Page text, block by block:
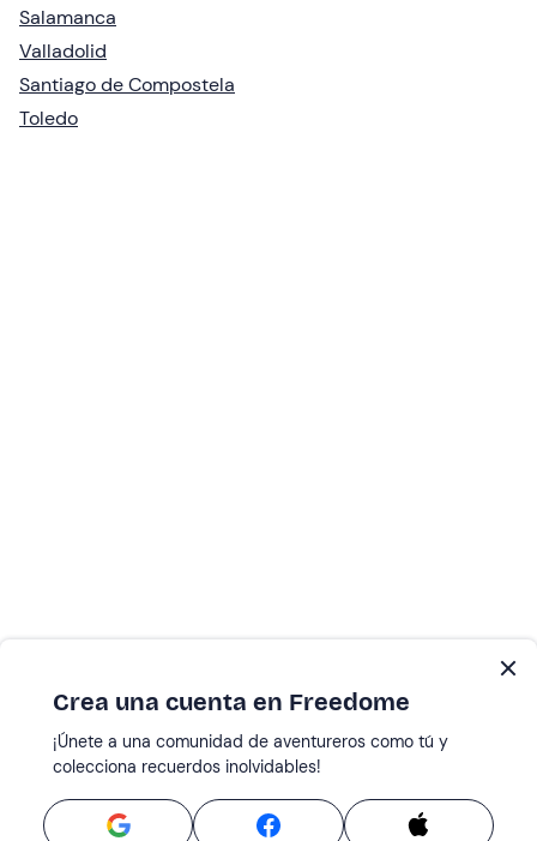
Salamanca
Valladolid
Santiago de Compostela
Toledo
Crea una cuenta en Freedome
¡Únete a una comunidad de aventureros como tú y
colecciona recuerdos inolvidables!